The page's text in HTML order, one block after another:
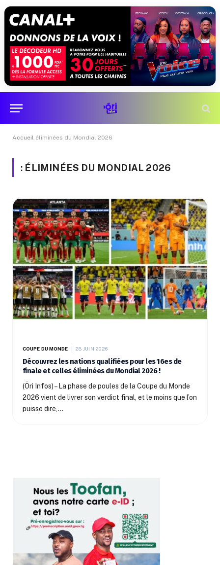
Accueil éliminées du Mondial 2026
: ÉLIMINÉES DU MONDIAL 2026
COUPE DU MONDE 28 JUIN 2026
Découvrez les nations qualifiées pour les 16es de
finale et celles éliminées du Mondial 2026 !
(Öri Infos) – La phase de poules de la Coupe du Monde
2026 vient de livrer son verdict final, et le moins que l’on
puisse dire,…